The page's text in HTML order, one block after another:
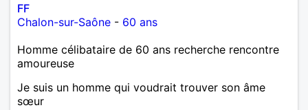
FF
Chalon-sur-Saône - 60 ans
Homme célibataire de 60 ans recherche rencontre
amoureuse
Je suis un homme qui voudrait trouver son âme
sœur